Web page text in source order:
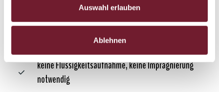
Auswahl erlauben
Ablehnen
sehr dichte Oberfläche
säure- und fleckenbeständig
keine Flüssigkeitsaufnahme, keine Imprägnierung
notwendig